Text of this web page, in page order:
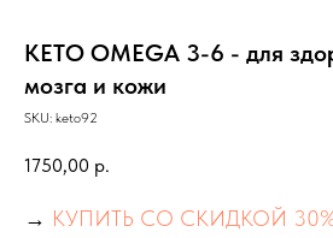
KETO OMEGA 3-6 - для
мозга и кожи
SKU: keto92
1750,00 р.
→ КУПИТЬ СО СКИДКОЙ